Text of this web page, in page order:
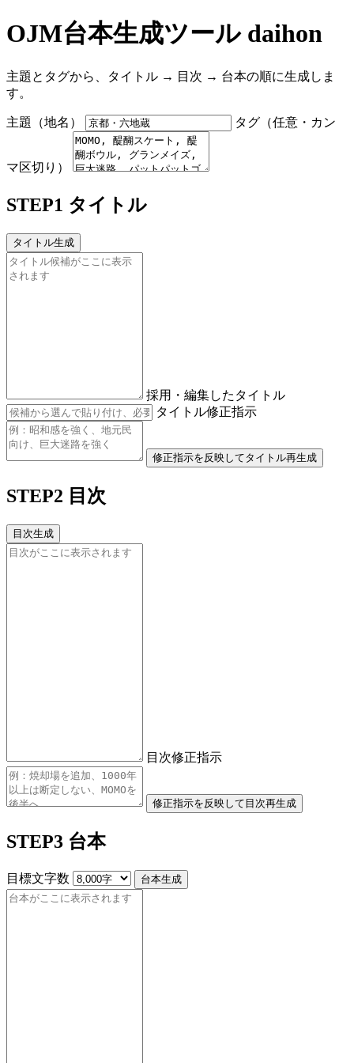
OJM台本生成ツール daihon
主題とタグから、タイトル → 目次 → 台本の順に生成しま
す。
主題（地名） タグ（任意・カン
マ区切り）
STEP1 タイトル
タイトル生成
採用・編集したタイトル
タイトル修正指示
修正指示を反映してタイトル再生成
STEP2 目次
目次生成
目次修正指示
修正指示を反映して目次再生成
STEP3 台本
目標文字数 台本生成